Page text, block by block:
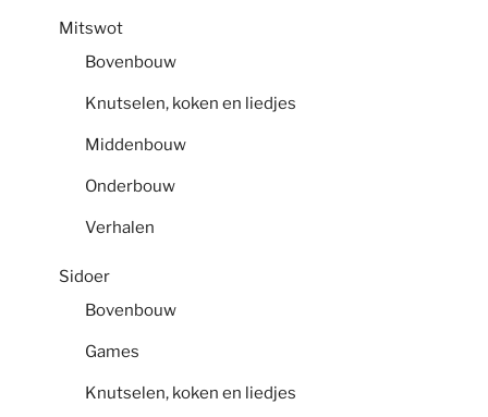
Mitswot
Bovenbouw
Knutselen, koken en liedjes
Middenbouw
Onderbouw
Verhalen
Sidoer
Bovenbouw
Games
Knutselen, koken en liedjes